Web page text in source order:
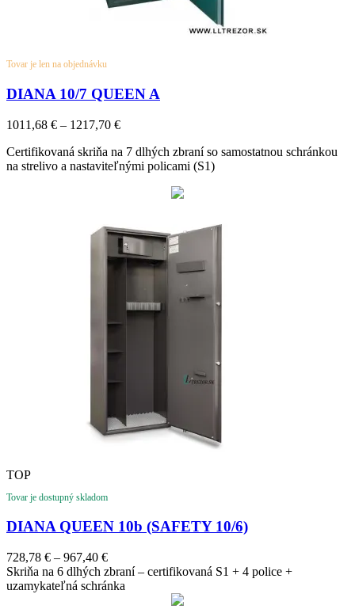
Tovar je len na objednávku
DIANA 10/7 QUEEN A
1011,68 € – 1217,70 €Price
1011,68 €
through
Certifikovaná skriňa na 7 dlhých zbraní so samostatnou schránkou
na strelivo a nastaviteľnými policami (S1)
TOP
Tovar je dostupný skladom
DIANA QUEEN 10b (SAFETY 10/6)
728,78 € – 967,40 €Price
range:
728,78 €
Skriňa na 6 dlhých zbraní – certifikovaná S1 + 4 police +
uzamykateľná schránka